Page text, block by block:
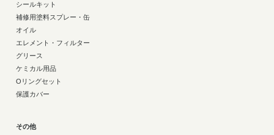
シールキット
補修用塗料スプレー・缶
オイル
エレメント・フィルター
グリース
ケミカル用品
Oリングセット
保護カバー
その他